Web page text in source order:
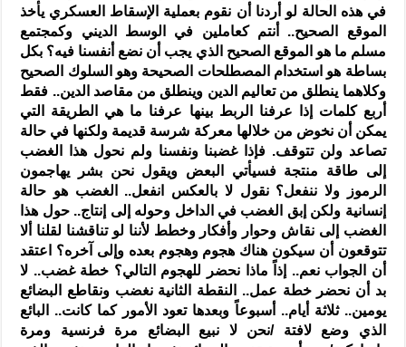
في هذه الحالة لو أردنا أن نقوم بعملية الإسقاط العسكري يأخذ
الموقع الصحيح.. أنتم كعاملين في الوسط الديني وكمجتمع
مسلم ما هو الموقع الصحيح الذي يجب أن نضع أنفسنا فيه؟ بكل
بساطة هو استخدام المصطلحات الصحيحة وهو السلوك الصحيح
وكلاهما ينطلق من تعاليم الدين وينطلق من مقاصد الدين.. فقط
أربع كلمات إذا عرفنا الربط بينها عرفنا ما هي الطريقة التي
يمكن أن نخوض من خلالها معركة شرسة قديمة ولكنها في حالة
تصاعد ولن تتوقف. فإذا غضبنا ونفسنا ولم نحول هذا الغضب
إلى طاقة منتجة فسيأتي البعض ويقول نحن بشر يهاجمون
الرموز ولا ننفعل؟ نقول لا بالعكس انفعل.. الغضب هو حالة
إنسانية ولكن إبق الغضب في الداخل وحوله إلى إنتاج.. حول هذا
الغضب إلى نقاش وحوار وأفكار وخطط لأننا لو تناقشنا لقلنا ألا
تتوقعون أن سيكون هناك هجوم وهجوم بعده وإلى آخره؟ اعتقد
أن الجواب نعم.. إذاً ماذا نحضر للهجوم التالي؟ خطة غضب.. لا
بد أن نحضر خطة عمل.. النقطة الثانية نغضب ونقاطع البضائع
يومين.. ثلاثة أيام.. أسبوعاً وبعدها تعود الأمور كما كانت.. البائع
الذي وضع لافتة /نحن لا نبيع البضائع مرة فرنسية ومرة